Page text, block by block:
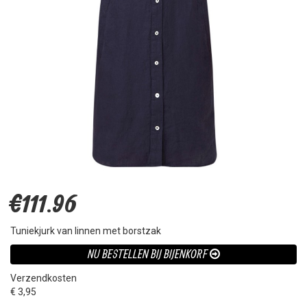
€111.96
Tuniekjurk van linnen met borstzak
NU BESTELLEN BIJ BIJENKORF
Verzendkosten
€ 3,95